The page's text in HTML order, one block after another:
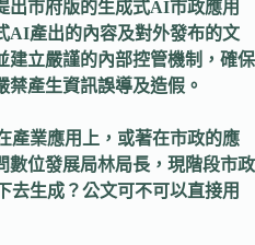
出市府版的生成式AI市政應用
AI產出的內容及對外發布的文
建立嚴謹的內部控管機制，確保
產生資訊誤導及造假。
產業應用上，或著在市政的應
數位發展局林局長，現階段市政
去生成？公文可不可以直接用